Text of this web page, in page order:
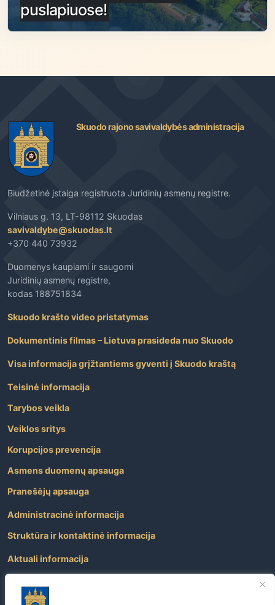
puslapiuose!
Skuodo rajono savivaldybės administracija
Biudžetinė įstaiga registruota Juridinių asmenų registre.
Vilniaus g. 13, LT-98112 Skuodas
savivaldybe@skuodas.lt
+370 440 73932
Duomenys kaupiami ir saugomi
Juridinių asmenų registre,
kodas 188751834
Skuodo krašto video pristatymas
Dokumentinis filmas – Lietuva prasideda nuo Skuodo
Visa informacija grįžtantiems gyventi į Skuodo kraštą
Teisinė informacija
Tarybos veikla
Veiklos sritys
Korupcijos prevencija
Asmens duomenų apsauga
Pranešėjų apsauga
Administracinė informacija
Struktūra ir kontaktinė informacija
Aktuali informacija
Atviri duomenys